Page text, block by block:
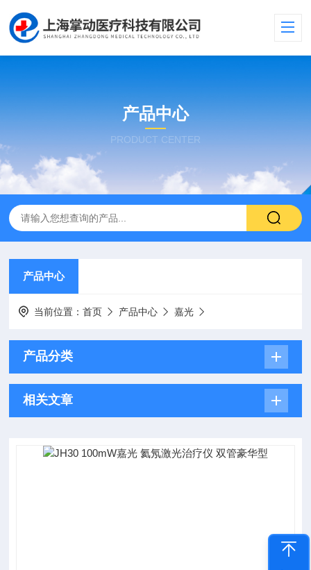
产品中心
PRODUCT CENTER
产品中心
当前位置：首页 产品中心 嘉光
产品分类
相关文章